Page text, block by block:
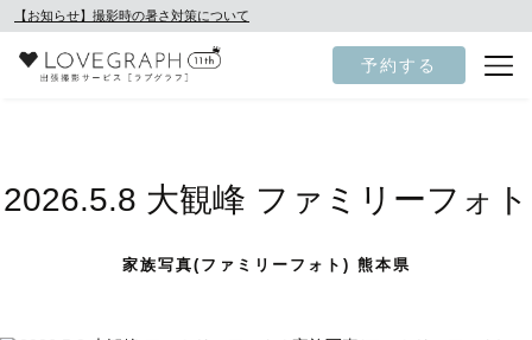
【お知らせ】撮影時の暑さ対策について
予約する
2026.5.8 大観峰 ファミリーフォト
家族写真(ファミリーフォト) 熊本県